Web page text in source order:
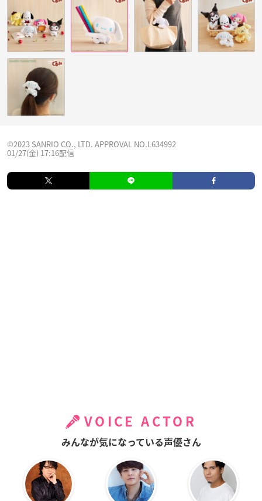
©2023 SANRIO CO., LTD. APPROVAL NO.L634992
01/27(金) 17:16配信
VOICE ACTOR
みんなが気になっている声優さん